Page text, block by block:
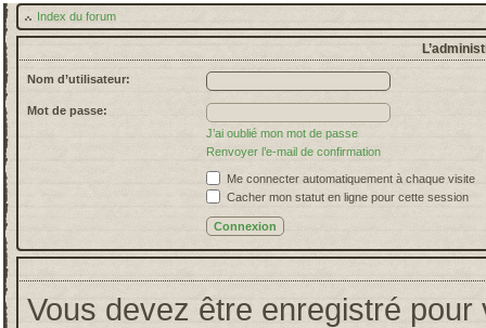
Index du forum
Nom d’utilisateur:
Mot de passe:
J’ai oublié mon mot de passe
Renvoyer l’e-mail de confirmation
Me connecter automatiquement à chaque visite
Cacher mon statut en ligne pour cette session
Vous devez être enregistré pour